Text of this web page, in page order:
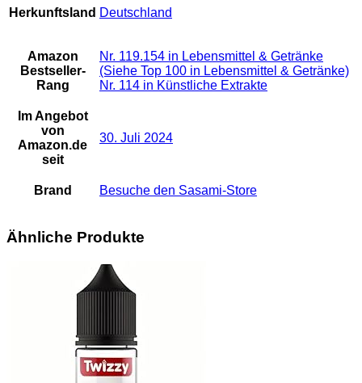
Herkunftsland ‎Deutschland
Amazon
Bestseller-
Rang
Nr. 119.154 in Lebensmittel & Getränke
(Siehe Top 100 in Lebensmittel & Getränke)
Nr. 114 in Künstliche Extrakte
Im Angebot
von
Amazon.de
seit
30. Juli 2024
Brand Besuche den Sasami-Store
Ähnliche Produkte